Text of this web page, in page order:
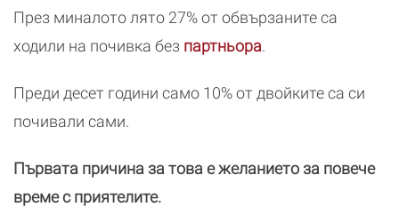
През миналото лято 27% от обвързаните са
ходили на почивка без партньора.
Преди десет години само 10% от двойките са си
почивали сами.
Първата причина за това е желанието за повече
време с приятелите.